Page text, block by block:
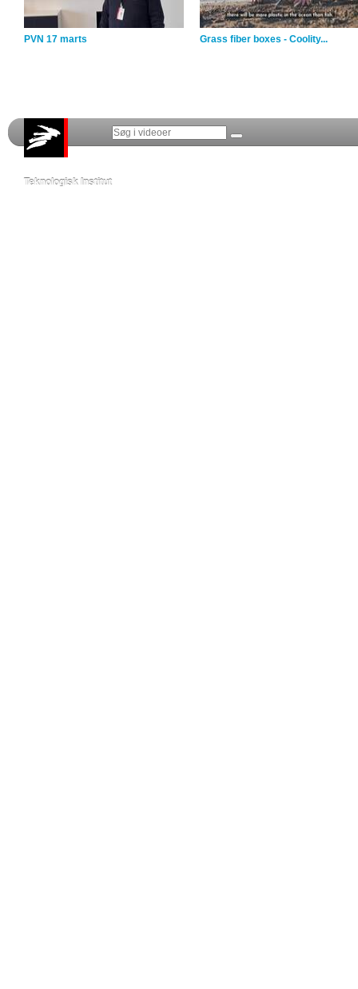
PVN 17 marts Grass fiber boxes - Coolity...
Teknologisk Institut